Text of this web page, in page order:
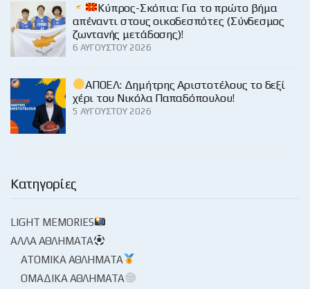
Κύπρος-Σκόπια: Για το πρώτο βήμα
απέναντι στους οικοδεσπότες (Σύνδεσμος
ζωντανής μετάδοσης)!
6 ΑΥΓΟΎΣΤΟΥ 2026
ΑΠΟΕΛ: Δημήτρης Αριστοτέλους το δεξί
χέρι του Νικόλα Παπαδόπουλου!
5 ΑΥΓΟΎΣΤΟΥ 2026
Κατηγορίες
LIGHT MEMORIES
ΆΛΛΑ ΑΘΛΉΜΑΤΑ
ΑΤΟΜΙΚΆ ΑΘΛΉΜΑΤΑ
ΟΜΑΔΙΚΆ ΑΘΛΉΜΑΤΑ